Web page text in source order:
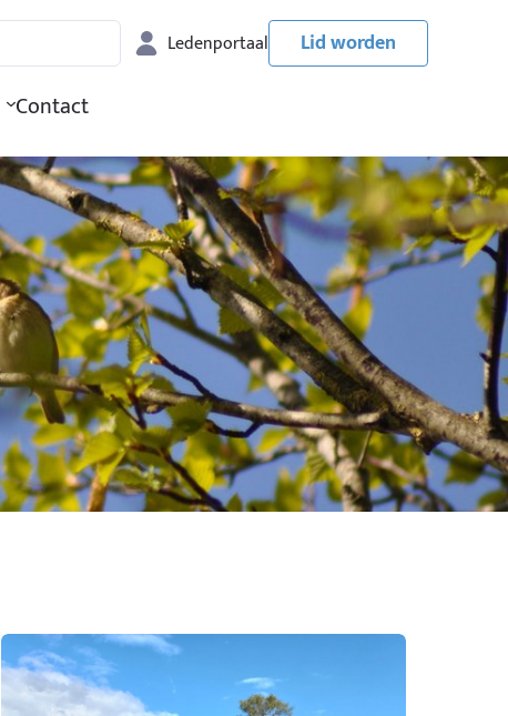
Ledenportaal Lid worden
Contact